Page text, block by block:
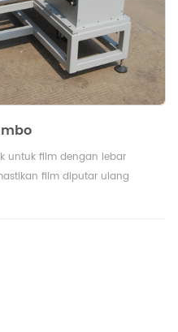
untuk film dengan lebar
film diputar ulang